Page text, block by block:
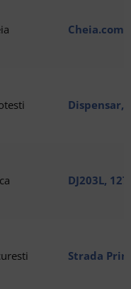
Dispensar,
DJ203L,
Strada